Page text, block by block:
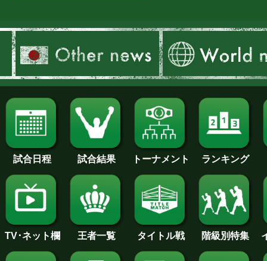
試合日程 試合結果 トーナメント ランキング
TV･ネット欄 王者一覧 タイトル戦 階級別特集